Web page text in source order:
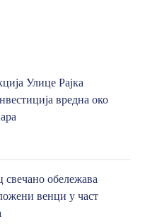
Улице Рајка
вредна око
обележава
венци у част